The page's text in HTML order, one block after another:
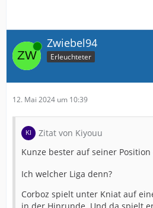
Online Zwiebel94
Erleuchteter
12. Mai 2024 um 10:39
Zitat von Kiyouu
Kunze bester auf seiner Position
Ich welcher Liga denn?
Corboz spielt unter Kniat auf
in der Hinrunde. Und da spielt